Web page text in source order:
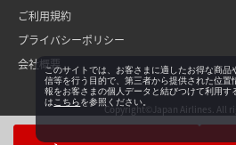
ご利用規約
プライバシーポリシー
会社概要
Copyright©Japan Airlines. All
このサイトでは、お客さまに適したお得な商品
信等を行う目的で、第三者から提供された位置
報をお客さまの個人データと結びつけて利用す
は こちらを参照ください。